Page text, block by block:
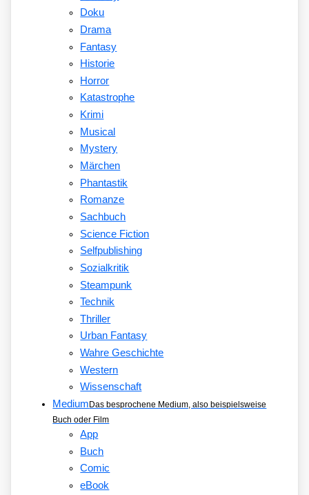
Doku
Drama
Fantasy
Historie
Horror
Katastrophe
Krimi
Musical
Mystery
Märchen
Phantastik
Romanze
Sachbuch
Science Fiction
Selfpublishing
Sozialkritik
Steampunk
Technik
Thriller
Urban Fantasy
Wahre Geschichte
Western
Wissenschaft
Medium Das besprochene Medium, also beispielsweise
Buch oder Film
App
Buch
Comic
eBook